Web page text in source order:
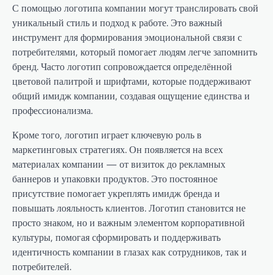
С помощью логотипа компании могут транслировать свой
уникальный стиль и подход к работе. Это важный
инструмент для формирования эмоциональной связи с
потребителями, который помогает людям легче запомнить
бренд. Часто логотип сопровождается определённой
цветовой палитрой и шрифтами, которые поддерживают
общий имидж компании, создавая ощущение единства и
профессионализма.
Кроме того, логотип играет ключевую роль в
маркетинговых стратегиях. Он появляется на всех
материалах компании — от визиток до рекламных
баннеров и упаковки продуктов. Это постоянное
присутствие помогает укреплять имидж бренда и
повышать лояльность клиентов. Логотип становится не
просто знаком, но и важным элементом корпоративной
культуры, помогая сформировать и поддерживать
идентичность компании в глазах как сотрудников, так и
потребителей.